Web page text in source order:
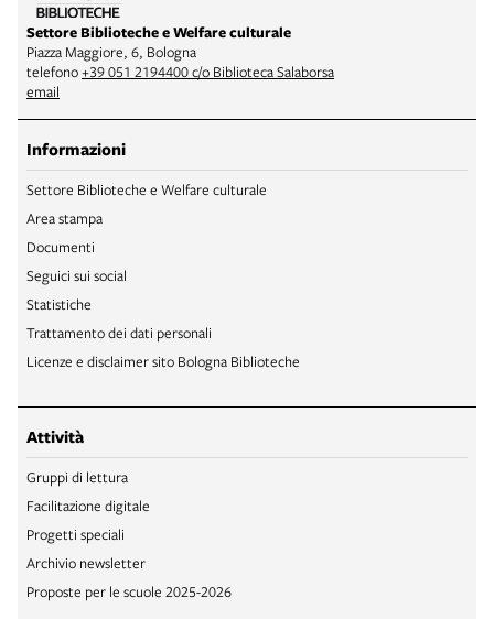
Settore Biblioteche e Welfare culturale
Piazza Maggiore, 6, Bologna
telefono+39 051 2194400 c/o Biblioteca Salaborsa
email
Informazioni
Settore Biblioteche e Welfare culturale
Area stampa
Documenti
Seguici sui social
Statistiche
Trattamento dei dati personali
Licenze e disclaimer sito Bologna Biblioteche
Attività
Gruppi di lettura
Facilitazione digitale
Progetti speciali
Archivio newsletter
Proposte per le scuole 2025-2026